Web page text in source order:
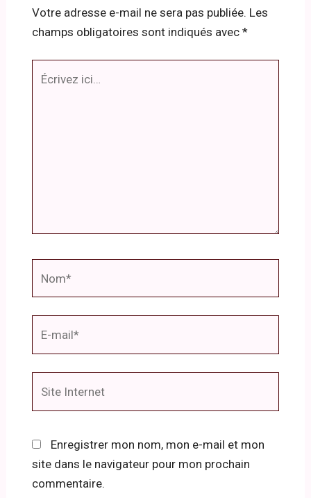
Votre adresse e-mail ne sera pas publiée. Les
champs obligatoires sont indiqués avec *
ici…
Enregistrer mon nom, mon e-mail et mon
site dans le navigateur pour mon prochain
commentaire.